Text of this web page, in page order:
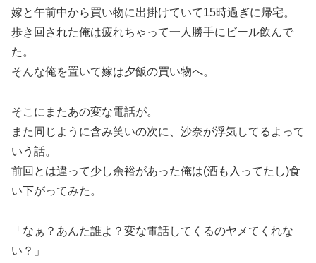
嫁と午前中から買い物に出掛けていて15時過ぎに帰宅。
歩き回された俺は疲れちゃって一人勝手にビール飲んで
た。
そんな俺を置いて嫁は夕飯の買い物へ。
そこにまたあの変な電話が。
また同じように含み笑いの次に、沙奈が浮気してるよって
いう話。
前回とは違って少し余裕があった俺は(酒も入ってたし)食
い下がってみた。
「なぁ？あんた誰よ？変な電話してくるのヤメてくれな
い？」